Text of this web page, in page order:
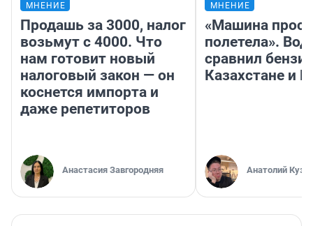
МНЕНИЕ
Продашь за 3000, налог
возьмут с 4000. Что
нам готовит новый
налоговый закон — он
коснется импорта и
даже репетиторов
Анастасия Завгородняя
МНЕНИЕ
«Машина
полетела».
сравнил
Казахстане и
Анатолий